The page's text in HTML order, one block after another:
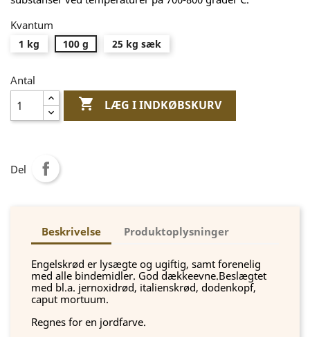
Kvantum
1 kg 100 g 25 kg sæk
Antal
 LÆG I INDKØBSKURV
Del
Beskrivelse Produktoplysninger
Engelskrød er lysægte og ugiftig, samt forenelig
med alle bindemidler. God dækkeevne.Beslægtet
med bl.a. jernoxidrød, italienskrød, dodenkopf,
caput mortuum.
Regnes for en jordfarve.